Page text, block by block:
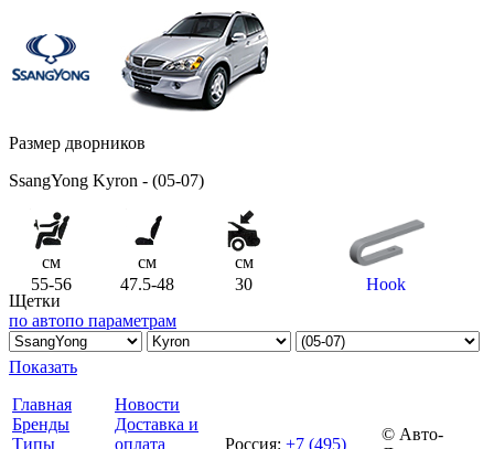
Размер дворников
SsangYong Kyron - (05-07)
см см
см
55-56
47.5-48 30
Hook
Щетки
по автопо параметрам
Показать
Главная
Бренды
Типы
Новости
Доставка и
оплата
Россия: +7 (495)
© Авто-